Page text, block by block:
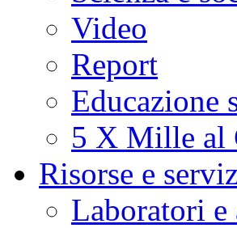
Video
Report
Educazione
5 X Mille al
Risorse e
Laboratori e